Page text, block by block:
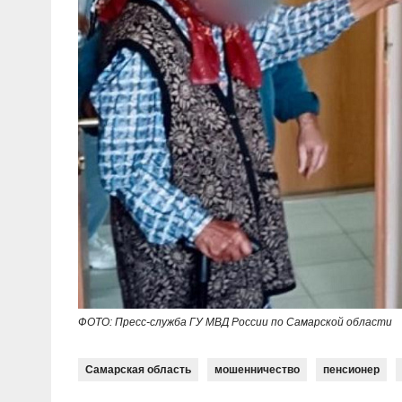
ФОТО: Пресс-служба ГУ МВД России по Самарской области
Самарская область мошенничество пенсионер